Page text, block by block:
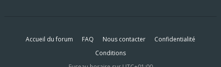
Accueil du forum FAQ Nous contacter
Confidentialité
Conditions